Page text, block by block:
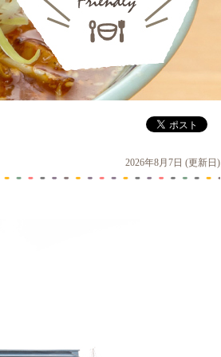
2026年8月7日 (更新日)